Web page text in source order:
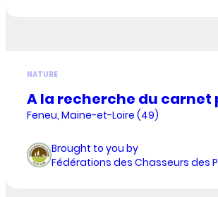
NATURE
A la recherche du carnet
Feneu, Maine-et-Loire (49)
Brought to you by
Fédérations des Chasseurs des